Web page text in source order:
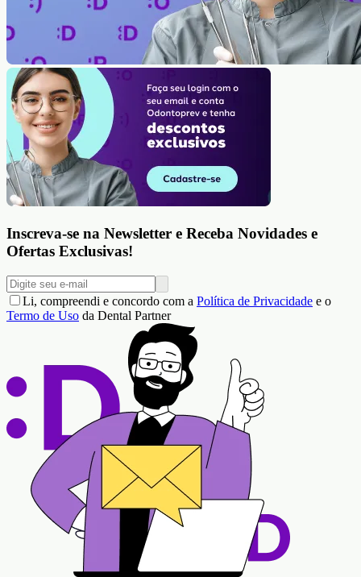
Inscreva-se na Newsletter e Receba Novidades e
Ofertas Exclusivas!
Li, compreendi e concordo com a Política de Privacidade e o
Termo de Uso da Dental Partner